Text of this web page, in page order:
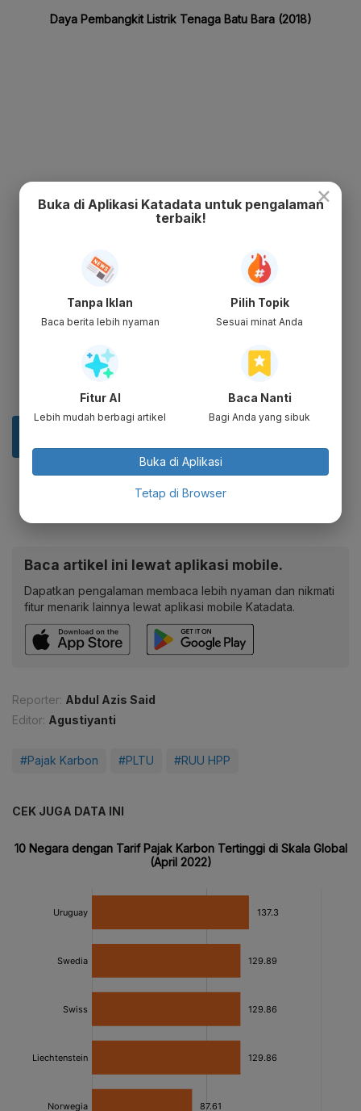
Baca artikel ini lewat aplikasi mobile.
Dapatkan pengalaman membaca lebih nyaman dan nikmati
fitur menarik lainnya lewat aplikasi mobile Katadata.
Reporter: Abdul Azis Said
Editor: Agustiyanti
#Pajak Karbon #PLTU #RUU HPP
CEK JUGA DATA INI
×
Buka di Aplikasi Katadata untuk pengalaman
terbaik!
Tanpa Iklan
Baca berita lebih nyaman
Pilih Topik
Sesuai minat Anda
Fitur AI
Lebih mudah berbagi artikel
Baca Nanti
Bagi Anda yang sibuk
Buka di Aplikasi
Tetap di Browser